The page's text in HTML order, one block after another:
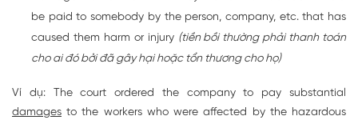
be paid to somebody by the person, company, etc. that has
caused them harm or injury (tiền bồi thường phải thanh toán
cho ai đó bởi đã gây hại hoặc tổn thương cho họ)
Ví dụ: The court ordered the company to pay substantial
damages to the workers who were affected by the hazardous